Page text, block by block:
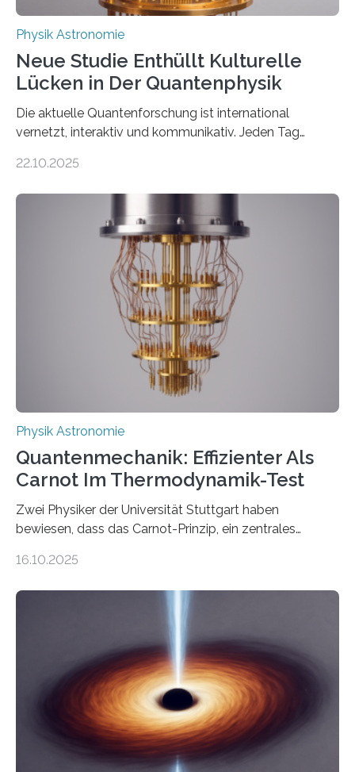
Physik Astronomie
Neue Studie Enthüllt Kulturelle
Lücken in Der Quantenphysik
Die aktuelle Quantenforschung ist international
vernetzt, interaktiv und kommunikativ. Jeden Tag
oft von Autor*innen, die eng zusammenarbeiten. Neue
werden schnell weiterentwickelt. Dies ist der Alltag in
der Forschung der Quantentheorie, die dieses Jahr 100
Jahre alt geworden ist, weshalb die UNESCO 2025 zum
Internationalen Jahr der Quantenwissenschaft und -
technologie ausgerufen hat. Doch nun hat eine
internationale Forschungsgruppe um den
22.10.2025
Physik Astronomie
Quantenmechanik: Effizienter Als
Carnot Im Thermodynamik-Test
Zwei Physiker der Universität Stuttgart haben
bewiesen, dass das Carnot-Prinzip, ein zentrales
Größenordnung von Atomen gilt, deren physikalische
Quantenmotoren voranbringen. Das
Wissenschaftsjournal Science Advances veröffentlichte
die Herleitung. (DOI: 10.1126/sciadv.adw8462)
Verbrennungsmotoren oder Dampfturbinen sind
Wärmekraftmaschinen: Sie wandeln thermische
Energie in mechanische Bewegung um – oder anders
ausgedrückt, Wärme in Bewegung. In
16.10.2025